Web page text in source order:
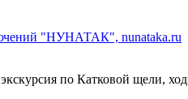
"НУНАТАК", nunataka.ru
по Катковой щели,